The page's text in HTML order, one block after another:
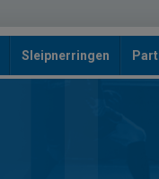
Sleipnerringen